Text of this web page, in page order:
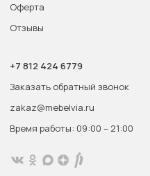
Оферта
Отзывы
+7 812 424 6779
Заказать обратный звонок
zakaz@mebelvia.ru
Время работы: 09:00 – 21:00